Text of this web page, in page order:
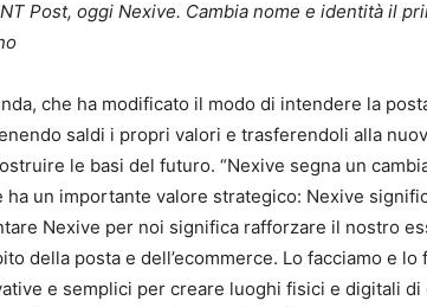
Post, oggi Nexive. Cambia nome e identità il
che ha modificato il modo di intendere la
saldi i propri valori e trasferendoli alla
le basi del futuro. “Nexive segna un
ha un importante valore strategico: Nexive
Nexive per noi significa rafforzare il nostro
della posta e dell’ecommerce. Lo facciamo e
e semplici per creare luoghi fisici e digitali